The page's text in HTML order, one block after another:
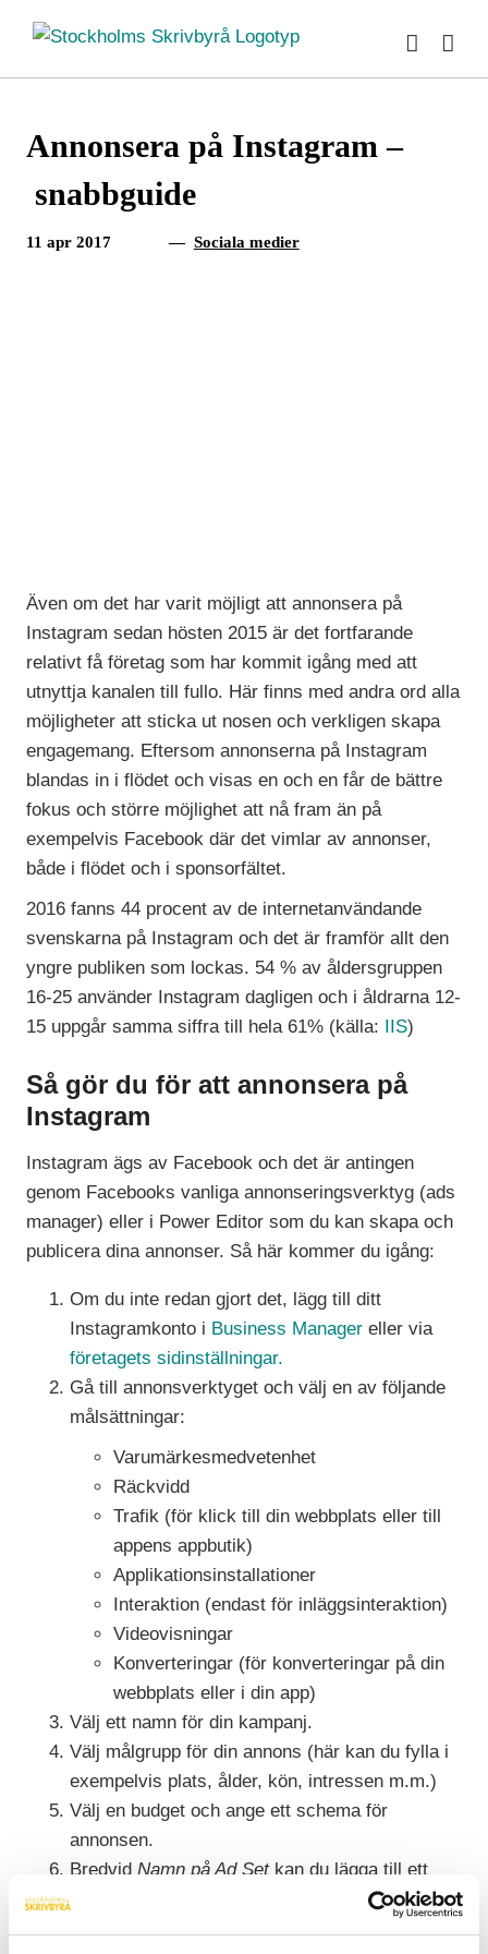
innehållet
Annonsera på Instagram –
snabbguide
11 apr 2017 — Sociala medier
Även om det har varit möjligt att annonsera på
Instagram sedan hösten 2015 är det fortfarande
relativt få företag som har kommit igång med att
utnyttja kanalen till fullo. Här finns med andra ord alla
möjligheter att sticka ut nosen och verkligen skapa
engagemang. Eftersom annonserna på Instagram
blandas in i flödet och visas en och en får de bättre
fokus och större möjlighet att nå fram än på
exempelvis Facebook där det vimlar av annonser,
både i flödet och i sponsorfältet.
2016 fanns 44 procent av de internetanvändande
svenskarna på Instagram och det är framför allt den
yngre publiken som lockas. 54 % av åldersgruppen
16-25 använder Instagram dagligen och i åldrarna 12-
15 uppgår samma siffra till hela 61% (källa:
IIS)
Så gör du för att annonsera på
Instagram
Instagram ägs av Facebook och det är antingen
genom Facebooks vanliga annonseringsverktyg (ads
manager) eller i Power Editor som du kan skapa och
publicera dina annonser. Så här kommer du igång:
Om du inte redan gjort det, lägg till ditt
Instagramkonto i Business Managereller via
företagets sidinställningar.
Gå till annonsverktyget och välj en av följande
målsättningar:
Varumärkesmedvetenhet
Räckvidd
Trafik (för klick till din webbplats eller till
appens appbutik)
Applikationsinstallationer
Interaktion (endast för inläggsinteraktion)
Videovisningar
Konverteringar (för konverteringar på din
webbplats eller i din app)
Välj ett namn för din kampanj.
Välj målgrupp för din annons (här kan du fylla i
exempelvis plats, ålder, kön, intressen m.m.)
Välj en budget och ange ett schema för
annonsen.
BredvidNamn på Ad Setkan du lägga till ett
eget namn för ditt ad set (du kan även nöja dig